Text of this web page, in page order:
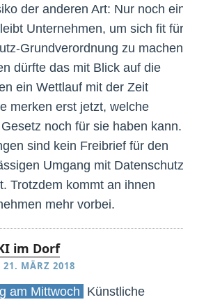
der anderen Art: Nur noch ein
Unternehmen, um sich fit für
Grundverordnung zu machen.
dürfte das mit Blick auf die
ein Wettlauf mit der Zeit
merken erst jetzt, welche
noch für sie haben kann.
sind kein Freibrief für den
Umgang mit Datenschutz
Trotzdem kommt an ihnen
mehr vorbei.
im Dorf
21. MÄRZ 2018
am Mittwoch Künstliche